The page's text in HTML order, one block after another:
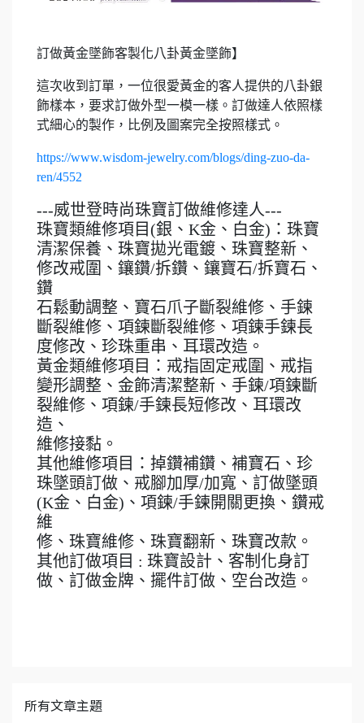
訂做黃金墜飾客製化八卦黃金墜飾】
這次收到訂單，一位很愛黃金的客人提供的八卦銀
飾樣本，要求訂做外型一模一樣。訂做達人依照樣
式細心的製作，比例及圖案完全按照樣式。
https://www.wisdom-jewelry.com/blogs/ding-zuo-da-
ren/4552
---威世登時尚珠寶訂做維修達人---
珠寶類維修項目(銀、K金、白金)：珠寶
清潔保養、珠寶拋光電鍍、珠寶整新、
修改戒圍、鑲鑽/拆鑽、鑲寶石/拆寶石、
鑽
石鬆動調整、寶石爪子斷裂維修、手鍊
斷裂維修、項鍊斷裂維修、項鍊手鍊長
度修改、珍珠重串、耳環改造。
黃金類維修項目：戒指固定戒圍、戒指
變形調整、金飾清潔整新、手鍊/項鍊斷
裂維修、項鍊/手鍊長短修改、耳環改
造、
維修接黏。
其他維修項目：掉鑽補鑽、補寶石、珍
珠墜頭訂做、戒腳加厚/加寬、訂做墜頭
(K金、白金)、項鍊/手鍊開關更換、鑽戒
維
修、珠寶維修、珠寶翻新、珠寶改款。
其他訂做項目 : 珠寶設計、客制化身訂
做、訂做金牌、擺件訂做、空台改造。
所有文章主題